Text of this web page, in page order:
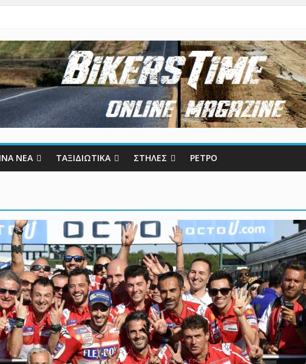
ΝΕΑ ΤΑΞΙΔΙΩΤΙΚΑ ΣΤΗΛΕΣ ΡΕΤΡΟ